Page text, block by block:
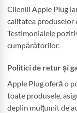
Clienții Apple Plug
calitatea produselor
Testimonialele
cumpărătorilor.
Politici de retur și
Apple Plug oferă o
toate produsele,
deplin mulțumit de